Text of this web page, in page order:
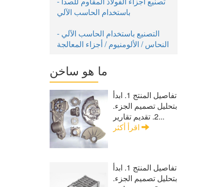
باستخدام الحاسب الآلي
- التصنيع باستخدام الحاسب الآلي
النحاس / الألومنيوم / أجزاء المعالجة
ما هو ساخن
تفاصيل المنتج 1. ابدأ
بتحليل تصميم الجزء.
2. تقديم تقارير...
تفاصيل المنتج 1. ابدأ
بتحليل تصميم الجزء.